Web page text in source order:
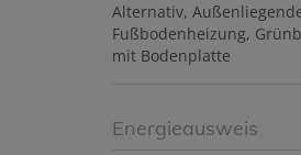
Alternativ
Fußbodenheizung
mit Bodenplatte
Energieausweis